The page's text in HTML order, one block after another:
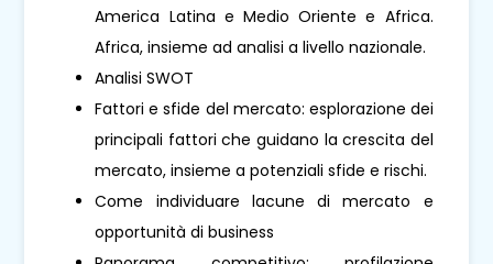
America Latina e Medio Oriente e Africa.
Africa, insieme ad analisi a livello nazionale.
Analisi SWOT
Fattori e sfide del mercato: esplorazione dei
principali fattori che guidano la crescita del
mercato, insieme a potenziali sfide e rischi.
Come individuare lacune di mercato e
opportunità di business